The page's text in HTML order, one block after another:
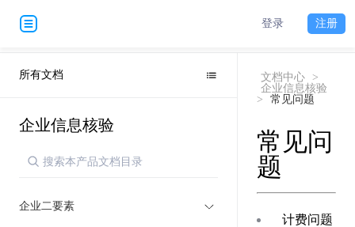
登录 注册
所有文档
企业信息核验
企业二要素
文档中心
>
企业信息核验
>
常见问题
常见问
题
计费问题